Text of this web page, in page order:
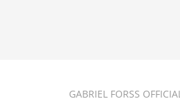
GABRIEL FORSS